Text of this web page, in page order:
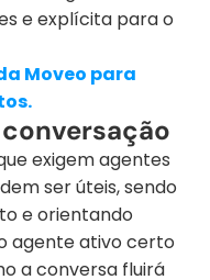
e explícita para o
Moveo para
exigem agentes
ser úteis, sendo
e orientando
agente ativo certo
a conversa fluirá